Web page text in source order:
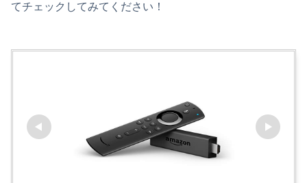
てチェックしてみてください！